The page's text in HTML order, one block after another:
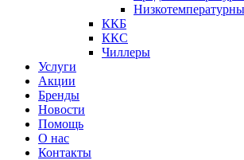
ККБ
ККС
Чиллеры
Услуги
Акции
Бренды
Новости
Помощь
О нас
Контакты